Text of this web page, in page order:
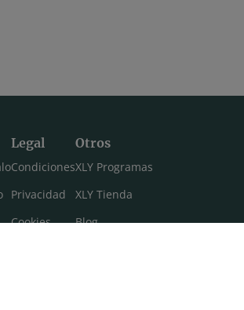
Legal
Condiciones
Privacidad
Cookies
Otros
XLY Programas
XLY Tienda
Blog